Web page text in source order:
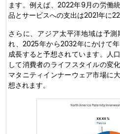
ます。例えば、2022年9月の労働
品とサービスへの支出は2021年に
さらに、アジア太平洋地域は予
れ、2025年から2032年にかけて
成長すると予想されています。人
して消費者のライフスタイルの変
マタニティインナーウェア市場に
想されます。